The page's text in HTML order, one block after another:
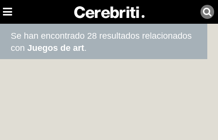
Se han encontrado 28 resultados relacionados
conJuegos de art.